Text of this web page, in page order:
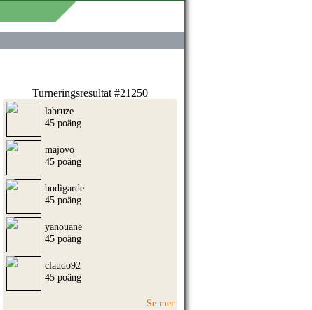
Turneringsresultat #21250
labruze
45 poäng
majovo
45 poäng
bodigarde
45 poäng
yanouane
45 poäng
claudo92
45 poäng
Se mer